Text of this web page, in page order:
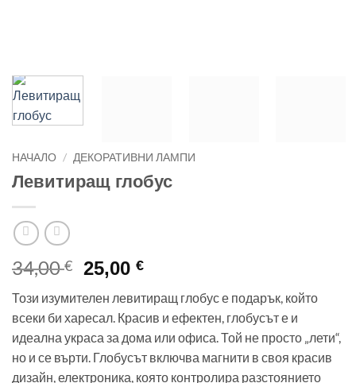
НАЧАЛО / ДЕКОРАТИВНИ ЛАМПИ
Левитиращ глобус
34,00€
Original
was:
34,00 €.
25,00€Текущата
е:
25,00 €.
Този изумителен левитиращ глобус е подарък, който
всеки би харесал. Красив и ефектен, глобусът е и
идеална украса за дома или офиса. Той не просто „лети“,
но и се върти. Глобусът включва магнити в своя красив
дизайн, електроника, която контролира разстоянието